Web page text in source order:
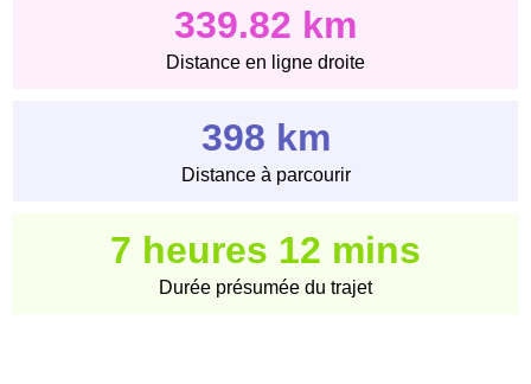
339.82 km
Distance en ligne droite
398 km
Distance à parcourir
7 heures 12 mins
Durée présumée du trajet